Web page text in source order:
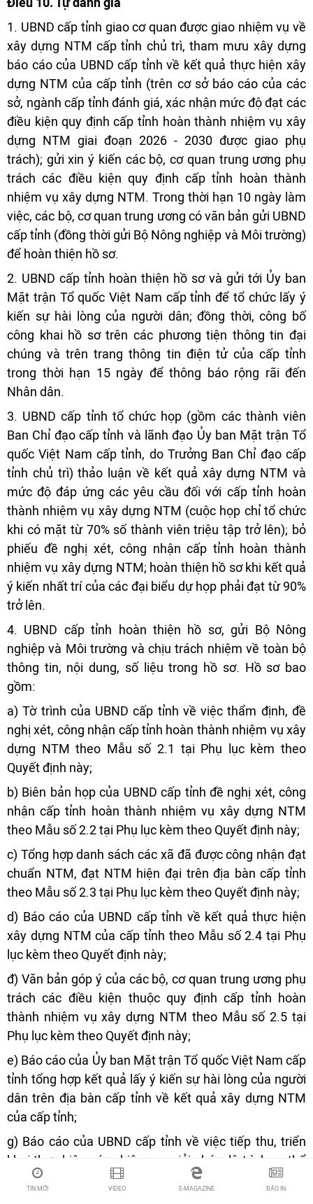
1. UBND cấp tỉnh giao cơ quan được giao nhiệm vụ về
xây dựng NTM cấp tỉnh chủ trì, tham mưu xây dựng
báo cáo của UBND cấp tỉnh về kết quả thực hiện xây
dựng NTM của cấp tỉnh (trên cơ sở báo cáo của các
sở, ngành cấp tỉnh đánh giá, xác nhận mức độ đạt các
điều kiện quy định cấp tỉnh hoàn thành nhiệm vụ xây
dựng NTM giai đoạn 2026 - 2030 được giao phụ
trách); gửi xin ý kiến các bộ, cơ quan trung ương phụ
trách các điều kiện quy định cấp tỉnh hoàn thành
nhiệm vụ xây dựng NTM. Trong thời hạn 10 ngày làm
việc, các bộ, cơ quan trung ương có văn bản gửi UBND
cấp tỉnh (đồng thời gửi Bộ Nông nghiệp và Môi trường)
để hoàn thiện hồ sơ.
2. UBND cấp tỉnh hoàn thiện hồ sơ và gửi tới Ủy ban
Mặt trận Tổ quốc Việt Nam cấp tỉnh để tổ chức lấy ý
kiến sự hài lòng của người dân; đồng thời, công bố
công khai hồ sơ trên các phương tiện thông tin đại
chúng và trên trang thông tin điện tử của cấp tỉnh
trong thời hạn 15 ngày để thông báo rộng rãi đến
Nhân dân.
3. UBND cấp tỉnh tổ chức họp (gồm các thành viên
Ban Chỉ đạo cấp tỉnh và lãnh đạo Ủy ban Mặt trận Tổ
quốc Việt Nam cấp tỉnh, do Trưởng Ban Chỉ đạo cấp
tỉnh chủ trì) thảo luận về kết quả xây dựng NTM và
mức độ đáp ứng các yêu cầu đối với cấp tỉnh hoàn
thành nhiệm vụ xây dựng NTM (cuộc họp chỉ tổ chức
khi có mặt từ 70% số thành viên triệu tập trở lên); bỏ
phiếu đề nghị xét, công nhận cấp tỉnh hoàn thành
nhiệm vụ xây dựng NTM; hoàn thiện hồ sơ khi kết quả
ý kiến nhất trí của các đại biểu dự họp phải đạt từ 90%
trở lên.
4. UBND cấp tỉnh hoàn thiện hồ sơ, gửi Bộ Nông
nghiệp và Môi trường và chịu trách nhiệm về toàn bộ
thông tin, nội dung, số liệu trong hồ sơ. Hồ sơ bao
gồm:
a) Tờ trình của UBND cấp tỉnh về việc thẩm định, đề
nghị xét, công nhận cấp tỉnh hoàn thành nhiệm vụ xây
dựng NTM theo Mẫu số 2.1 tại Phụ lục kèm theo
Quyết định này;
b) Biên bản họp của UBND cấp tỉnh đề nghị xét, công
nhận cấp tỉnh hoàn thành nhiệm vụ xây dựng NTM
theo Mẫu số 2.2 tại Phụ lục kèm theo Quyết định này;
c) Tổng hợp danh sách các xã đã được công nhận đạt
chuẩn NTM, đạt NTM hiện đại trên địa bàn cấp tỉnh
theo Mẫu số 2.3 tại Phụ lục kèm theo Quyết định này;
d) Báo cáo của UBND cấp tỉnh về kết quả thực hiện
xây dựng NTM của cấp tỉnh theo Mẫu số 2.4 tại Phụ
lục kèm theo Quyết định này;
đ) Văn bản góp ý của các bộ, cơ quan trung ương phụ
trách các điều kiện thuộc quy định cấp tỉnh hoàn
thành nhiệm vụ xây dựng NTM theo Mẫu số 2.5 tại
Phụ lục kèm theo Quyết định này;
e) Báo cáo của Ủy ban Mặt trận Tổ quốc Việt Nam cấp
tỉnh tổng hợp kết quả lấy ý kiến sự hài lòng của người
dân trên địa bàn cấp tỉnh về kết quả xây dựng NTM
của cấp tỉnh;
g) Báo cáo của UBND cấp tỉnh về việc tiếp thu, triển
khai thực hiện các nhiệm vụ, giải pháp, lộ trình cụ thể
và cam kết khắc phục những nội dung có tỉ lệ người
TIN MỚI VIDEO E-MAGAZINE BÁO IN